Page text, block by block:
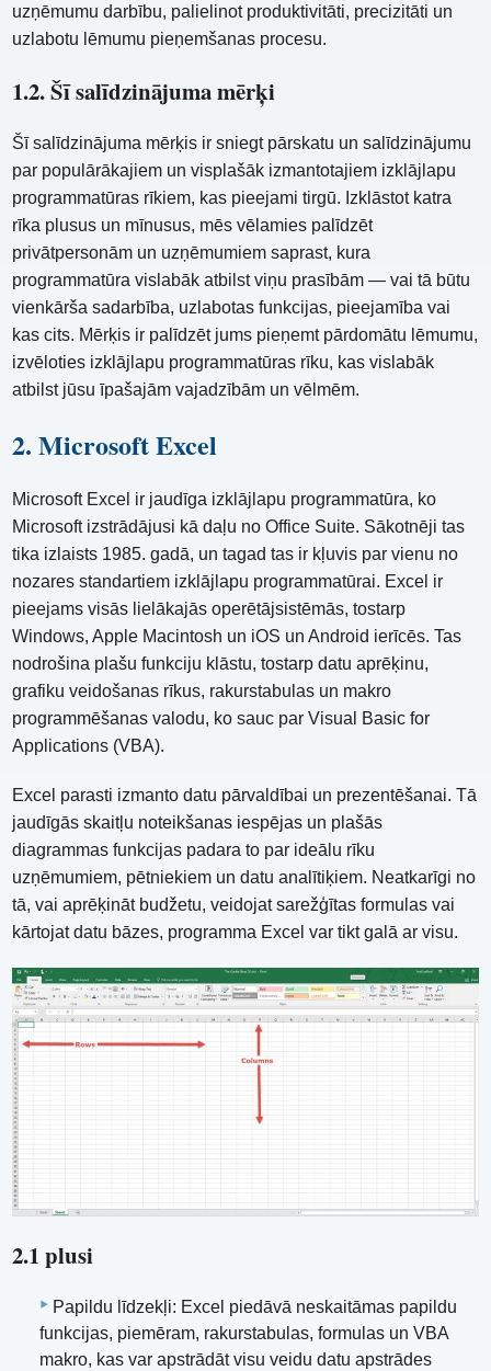
uzņēmumu darbību, palielinot produktivitāti, precizitāti un
uzlabotu lēmumu pieņemšanas procesu.
1.2. Šī salīdzinājuma mērķi
Šī salīdzinājuma mērķis ir sniegt pārskatu un salīdzinājumu
par populārākajiem un visplašāk izmantotajiem izklājlapu
programmatūras rīkiem, kas pieejami tirgū. Izklāstot katra
rīka plusus un mīnusus, mēs vēlamies palīdzēt
privātpersonām un uzņēmumiem saprast, kura
programmatūra vislabāk atbilst viņu prasībām — vai tā būtu
vienkārša sadarbība, uzlabotas funkcijas, pieejamība vai
kas cits. Mērķis ir palīdzēt jums pieņemt pārdomātu lēmumu,
izvēloties izklājlapu programmatūras rīku, kas vislabāk
atbilst jūsu īpašajām vajadzībām un vēlmēm.
2. Microsoft Excel
Microsoft Excel ir jaudīga izklājlapu programmatūra, ko
Microsoft izstrādājusi kā daļu no Office Suite. Sākotnēji tas
tika izlaists 1985. gadā, un tagad tas ir kļuvis par vienu no
nozares standartiem izklājlapu programmatūrai. Excel ir
pieejams visās lielākajās operētājsistēmās, tostarp
Windows, Apple Macintosh un iOS un Android ierīcēs. Tas
nodrošina plašu funkciju klāstu, tostarp datu aprēķinu,
grafiku veidošanas rīkus, rakurstabulas un makro
programmēšanas valodu, ko sauc par Visual Basic for
Applications (VBA).
Excel parasti izmanto datu pārvaldībai un prezentēšanai. Tā
jaudīgās skaitļu noteikšanas iespējas un plašās
diagrammas funkcijas padara to par ideālu rīku
uzņēmumiem, pētniekiem un datu analītiķiem. Neatkarīgi no
tā, vai aprēķināt budžetu, veidojat sarežģītas formulas vai
kārtojat datu bāzes, programma Excel var tikt galā ar visu.
2.1 plusi
Papildu līdzekļi: Excel piedāvā neskaitāmas papildu
funkcijas, piemēram, rakurstabulas, formulas un VBA
makro, kas var apstrādāt visu veidu datu apstrādes